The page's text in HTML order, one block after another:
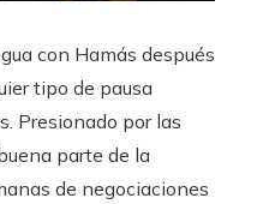
con Hamás después
tipo de pausa
Presionado por las
parte de la
de negociaciones